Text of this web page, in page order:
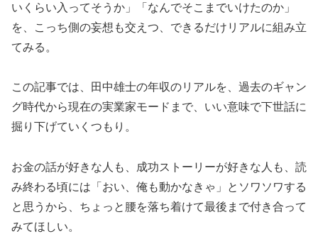
いくらい入ってそうか」「なんでそこまでいけたのか」
を、こっち側の妄想も交えつ、できるだけリアルに組み立
てみる。
この記事では、田中雄士の年収のリアルを、過去のギャン
グ時代から現在の実業家モードまで、いい意味で下世話に
掘り下げていくつもり。
お金の話が好きな人も、成功ストーリーが好きな人も、読
み終わる頃には「おい、俺も動かなきゃ」とソワソワする
と思うから、ちょっと腰を落ち着けて最後まで付き合って
みてほしい。